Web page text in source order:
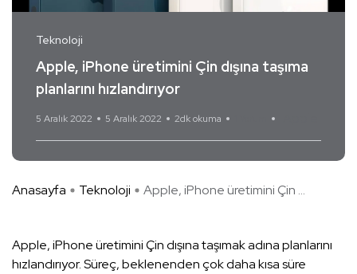
Teknoloji
Apple, iPhone üretimini Çin dışına taşıma
planlarını hızlandırıyor
5 Aralık 2022 5 Aralık 2022 2dk okuma
Anasayfa Teknoloji Apple, iPhone üretimini Çin ...
Apple, iPhone üretimini Çin dışına taşımak adına planlarını
hızlandırıyor. Süreç, beklenenden çok daha kısa süre